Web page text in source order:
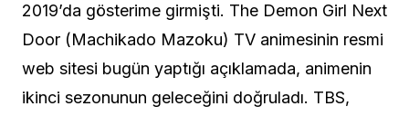
2019’da gösterime girmişti. The Demon Girl Next
Door (Machikado Mazoku) TV animesinin resmi
web sitesi bugün yaptığı açıklamada, animenin
ikinci sezonunun geleceğini doğruladı. TBS,